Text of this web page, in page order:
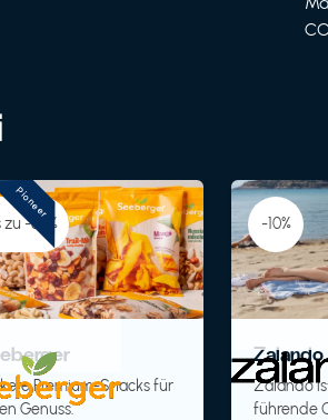
zu -30%
Premium-Snacks für
Genuss.
Pioneer
-10%
Zalando
führende